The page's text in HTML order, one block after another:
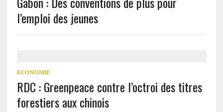
l’emploi des jeunes
ECONOMIE
RDC : Greenpeace contre l’octroi des titres
forestiers aux chinois